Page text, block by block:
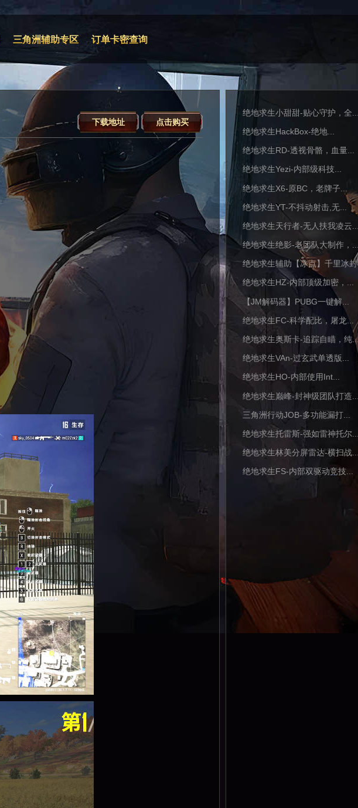
三角洲辅助专区 订单卡密查询
下载地址 点击购买
绝地求生小甜甜-贴心守护，全
绝地求生HackBox-绝地...
绝地求生RD-透视骨骼，血量...
绝地求生Yezi-内部级科技...
绝地求生X6-原BC，老牌子...
绝地求生YT-不抖动射击,无...
绝地求生天行者-无人扶我凌云
绝地求生绝影-老团队大制作，
绝地求生辅助【冰点】千里冰
绝地求生HZ-内部顶级加密，...
【JM解码器】PUBG一键解...
绝地求生FC-科学配比，屠龙...
绝地求生奥斯卡-追踪自瞄，纯
绝地求生VAn-过玄武单透版...
绝地求生HO-内部使用Int...
绝地求生巅峰-封神级团队打造
三角洲行动JOB-多功能漏打...
绝地求生托雷斯-强如雷神托尔
绝地求生林美分屏雷达-横扫战
绝地求生FS-内部双驱动竞技...